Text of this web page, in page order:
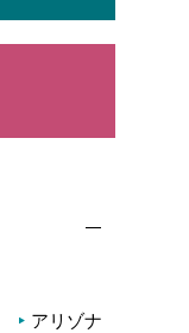
アリゾナ